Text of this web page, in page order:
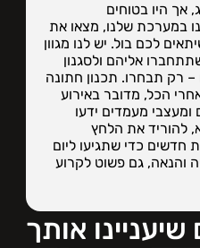
אך היו בטוחים
במערכת שלנו, מצאו את
לכם בול. יש לנו מגוון
אליהם ולסגנון
רק תבחרו. תכנון חתונה
הכל, מדובר באירוע
מעמדים ידעו
להוריד את הלחץ
חדשים כדי שתגיעו ליום
והנאה, גם פשוט לקרוע
אותך